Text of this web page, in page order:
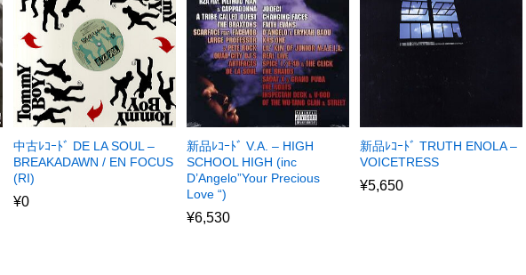
中古ﾚｺｰﾄﾞ DE LA SOUL –
BREAKADAWN / EN FOCUS
(RI)
¥0
新品ﾚｺｰﾄﾞ V.A. – HIGH
SCHOOL HIGH (inc
D’Angelo”Your Precious
Love “)
¥6,530
新品ﾚｺｰﾄﾞ TRUTH ENOLA –
VOICETRESS
¥5,650